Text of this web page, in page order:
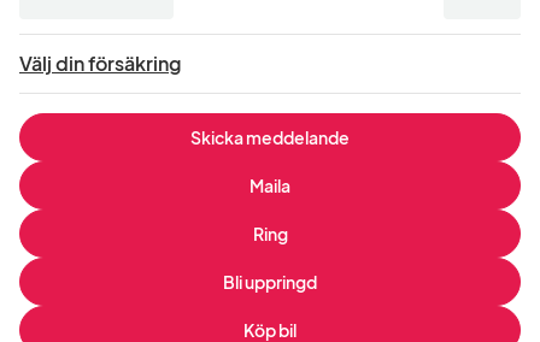
Välj din försäkring
Skicka meddelande
Maila
Ring
Bli uppringd
Köp bil